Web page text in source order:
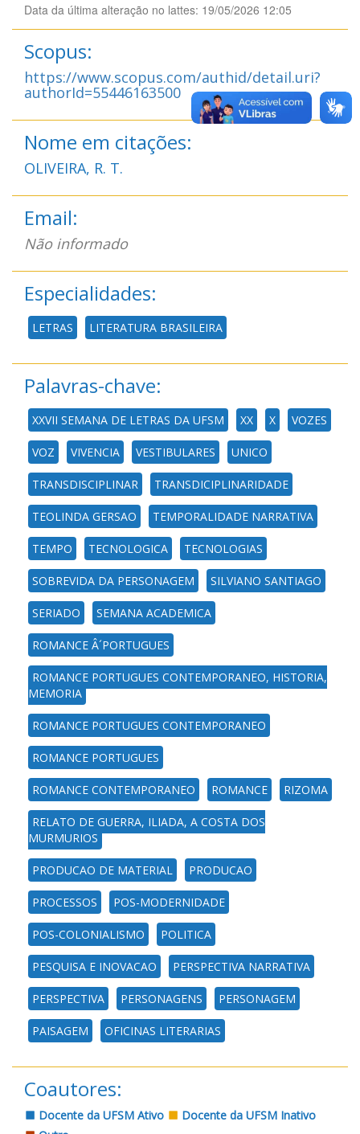
Data da última alteração no lattes: 19/05/2026 12:05
Scopus:
https://www.scopus.com/authid/detail.uri?
authorId=55446163500
Nome em citações:
OLIVEIRA, R. T.
Email:
Não informado
Especialidades:
LETRAS LITERATURA BRASILEIRA
Palavras-chave:
XXVII SEMANA DE LETRAS DA UFSM XX X VOZES
VOZ VIVENCIA VESTIBULARES UNICO
TRANSDISCIPLINAR TRANSDICIPLINARIDADE
TEOLINDA GERSAO TEMPORALIDADE NARRATIVA
TEMPO TECNOLOGICA TECNOLOGIAS
SOBREVIDA DA PERSONAGEM SILVIANO SANTIAGO
SERIADO SEMANA ACADEMICA
ROMANCE Â´PORTUGUES
ROMANCE PORTUGUES CONTEMPORANEO, HISTORIA,
MEMORIA
ROMANCE PORTUGUES CONTEMPORANEO
ROMANCE PORTUGUES
ROMANCE CONTEMPORANEO ROMANCE RIZOMA
RELATO DE GUERRA, ILIADA, A COSTA DOS
MURMURIOS
PRODUCAO DE MATERIAL PRODUCAO
PROCESSOS POS-MODERNIDADE
POS-COLONIALISMO POLITICA
PESQUISA E INOVACAO PERSPECTIVA NARRATIVA
PERSPECTIVA PERSONAGENS PERSONAGEM
PAISAGEM OFICINAS LITERARIAS
Coautores:
Docente da UFSM Ativo
Docente da UFSM Inativo